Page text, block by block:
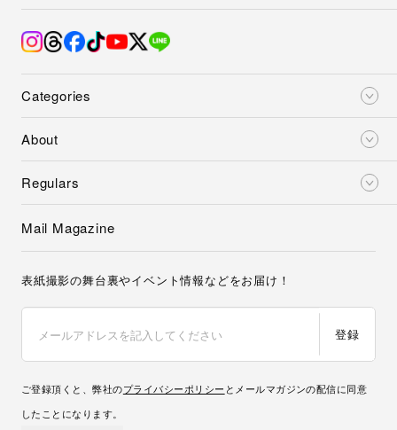
Categories
About
Regulars
Mail Magazine
表紙撮影の舞台裏やイベント情報などをお届け！
登録
ご登録頂くと、弊社のプライバシーポリシー とメールマガジンの配信に同意
したことになります。